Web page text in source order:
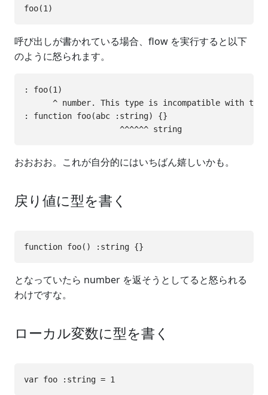
呼び出しが書かれている場合、flow を実行すると以下
のように怒られます。
: foo(1)
^ number. This type is incompatible with the
: function foo(abc :string) {}
おおおお。これが自分的にはいちばん嬉しいかも。
戻り値に型を書く
となっていたら number を返そうとしてると怒られる
わけですな。
ローカル変数に型を書く